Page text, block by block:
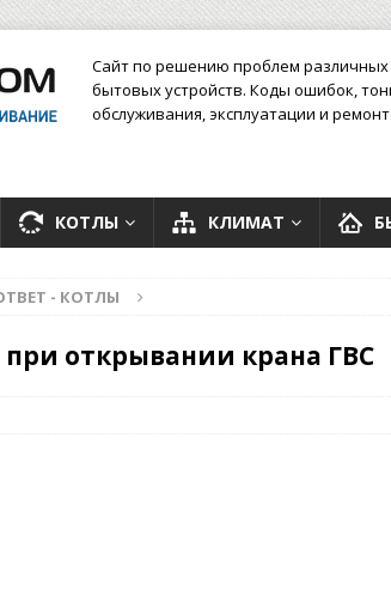
Сайт по решению проблем различных
бытовых устройств. Коды ошибок,
обслуживания, эксплуатации и
КОТЛЫ КЛИМАТ
- КОТЛЫ
открывании крана ГВС